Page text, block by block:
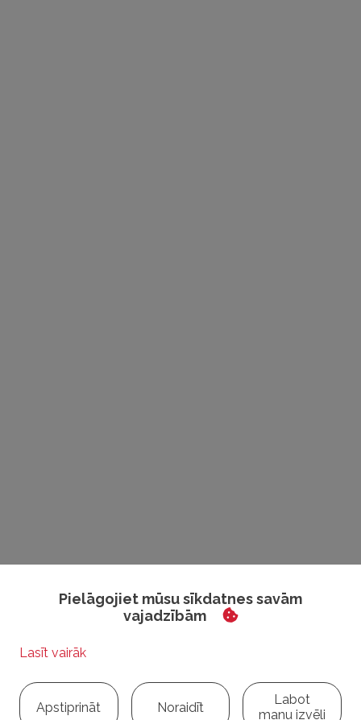
Atpakaļ
Pielāgojiet mūsu sīkdatnes savām
vajadzībām
Apstiprināt Noraidīt
Labot
manu izvēli